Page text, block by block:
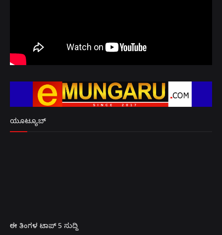
ಯೂಟ್ಯೂಬ್
ಈ ತಿಂಗಳ ಟಾಪ್ 5 ಸುದ್ದಿ